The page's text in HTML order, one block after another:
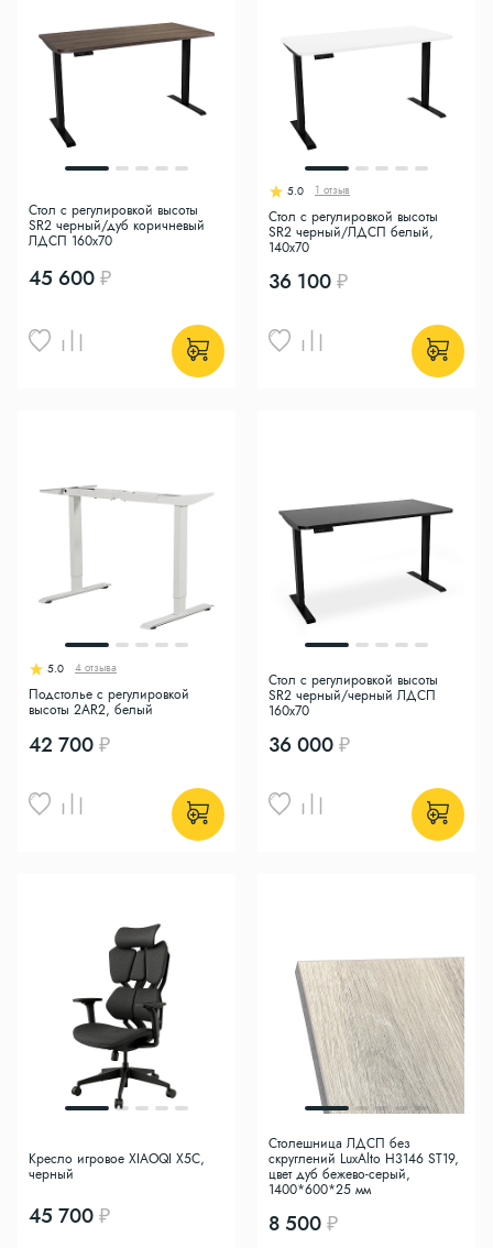
45 600
Стол с регулировкой высоты
SR2 черный/дуб коричневый
ЛДСП 160х70
36 100
5.0 1 отзыв
Стол с регулировкой высоты
SR2 черный/ЛДСП белый,
140x70
42 700
5.0 4 отзыва
Подстолье с регулировкой
высоты 2AR2, белый
36 000
Стол с регулировкой высоты
SR2 черный/черный ЛДСП
160х70
45 700
Кресло игровое XIAOQI X5C,
черный
8 500
Столешница ЛДСП без
скруглений LuxAlto H3146 ST19,
цвет дуб бежево-серый,
1400*600*25 мм